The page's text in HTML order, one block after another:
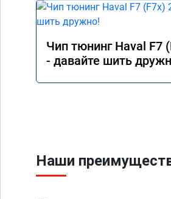
Чип тюнинг Haval F7
- давайте шить
Наши